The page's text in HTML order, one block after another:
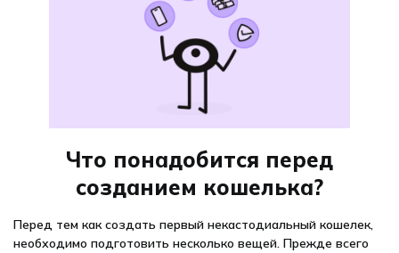
Что понадобится перед
созданием кошелька?
Перед тем как создать первый некастодиальный кошелек,
необходимо подготовить несколько вещей. Прежде всего